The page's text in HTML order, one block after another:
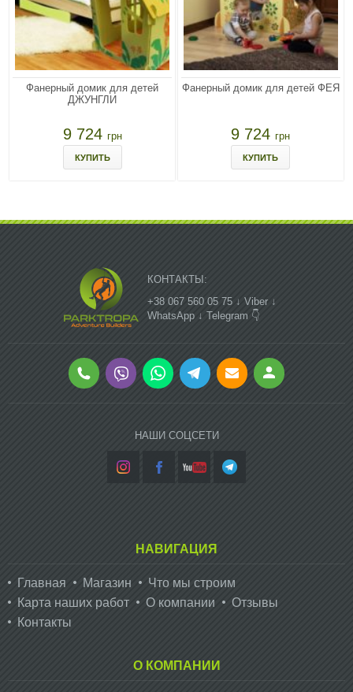
Фанерный домик для детей
ДЖУНГЛИ
9 724 грн
КУПИТЬ
Фанерный домик для детей ФЕЯ
9 724грн
КУПИТЬ
КОНТАКТЫ:
+38 067 560 05 75 ↓ Viber ↓
WhatsApp ↓ Telegram 👇
НАШИ СОЦСЕТИ
НАВИГАЦИЯ
Главная Магазин
Что мы строим
Карта наших работ
О компании
Отзывы
Контакты
О КОМПАНИИ